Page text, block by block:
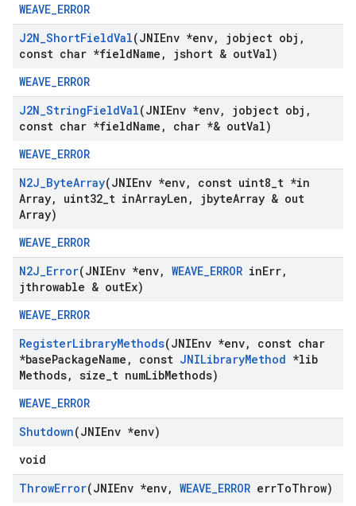
WEAVE_ERROR
J2N_ShortFieldVal(JNIEnv *env, jobject obj ,
const char *fieldName , jshort & outVal)
WEAVE_ERROR
J2N_StringFieldVal(JNIEnv *env, jobject obj ,
const char *fieldName , char *& outVal)
WEAVE_ERROR
N2J_ByteArray(JNIEnv *env, const uint8 t *in
Array, uint32 t inArrayLen , jbyteArray & out
Array)
WEAVE_ERROR
N2J_Error(JNIEnv *env, WEAVE_ERROR inErr,
jthrowable & outEx)
WEAVE_ERROR
RegisterLibraryMethods(JNIEnv *env,
const char
*basePackageName , const JNILibraryMethod *lib
Methods, size t numLibMethods)
WEAVE_ERROR
Shutdown(JNIEnv *env)
void
ThrowError(JNIEnv *env, WEAVE_ERROR errToThrow)